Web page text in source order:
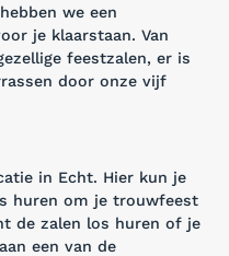
we een
je klaarstaan. Van
feestzalen, er is
door onze vijf
in Echt. Hier kun je
huren om je trouwfeest
de zalen los huren of je
een van de